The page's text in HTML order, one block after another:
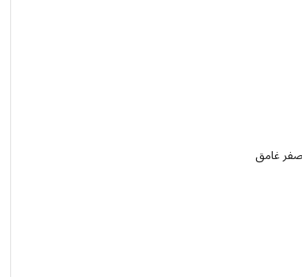
جنيه 2000